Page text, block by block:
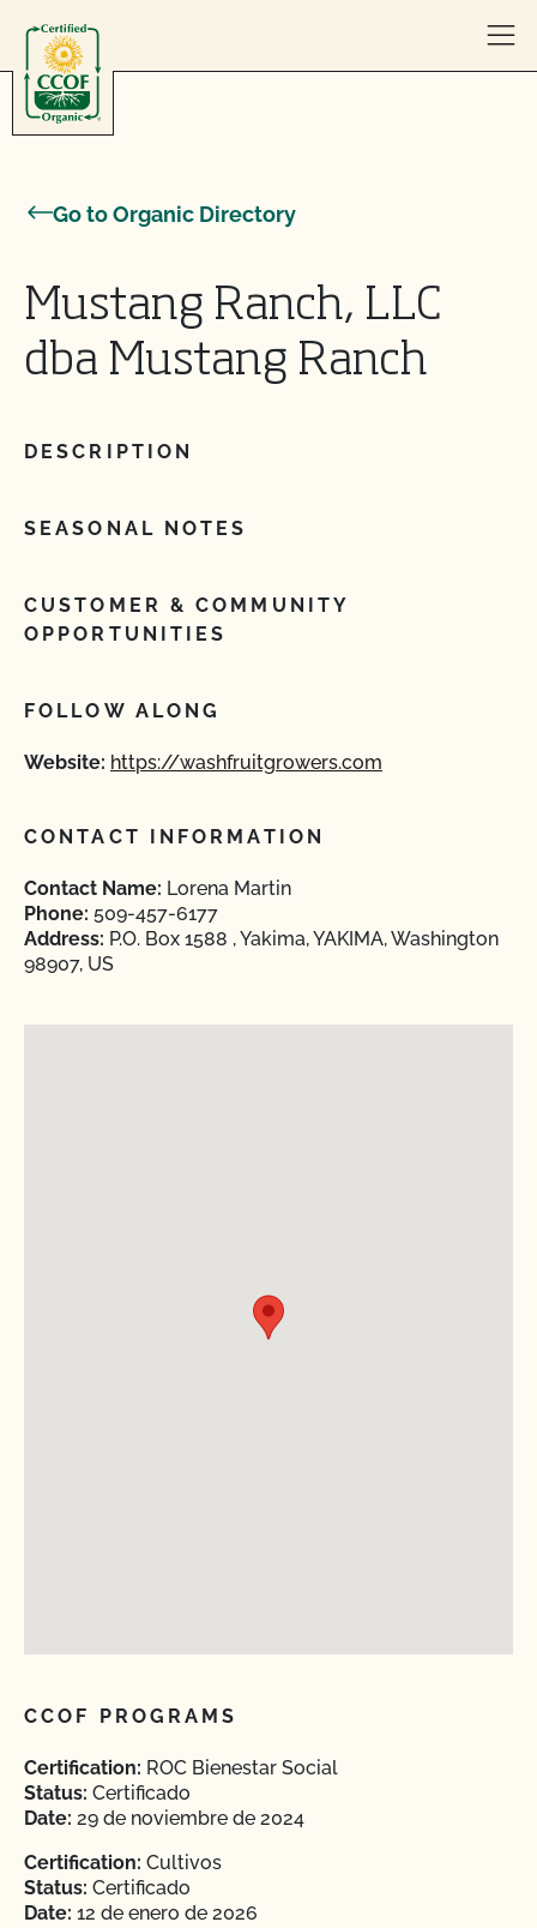
Go to Organic Directory
Mustang Ranch, LLC
dba Mustang Ranch
DESCRIPTION
SEASONAL NOTES
CUSTOMER & COMMUNITY
OPPORTUNITIES
FOLLOW ALONG
Website: https://washfruitgrowers.com
CONTACT INFORMATION
Contact Name: Lorena Martin
Phone: 509-457-6177
Address: P.O. Box 1588 , Yakima, YAKIMA, Washington
98907, US
CCOF PROGRAMS
Certification: ROC Bienestar Social
Status: Certificado
Date: 29 de noviembre de 2024
Certification: Cultivos
Status: Certificado
Date: 12 de enero de 2026